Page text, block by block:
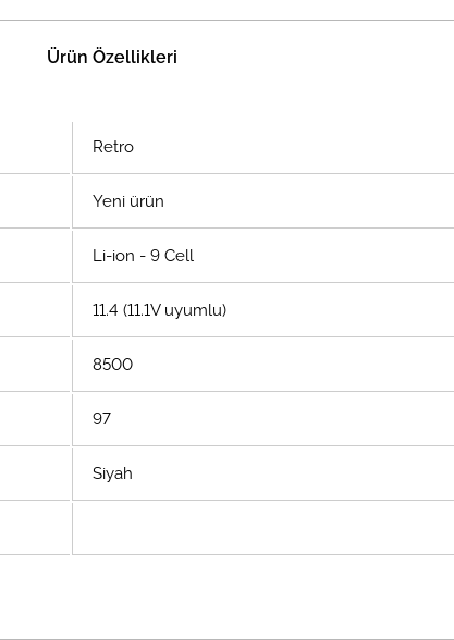
Ürün Özellikleri
Retro
Yeni ürün
Li-ion - 9 Cell
11.4 (11.1V uyumlu)
8500
97
Siyah